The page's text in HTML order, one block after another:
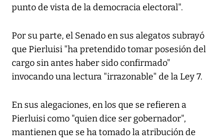
punto de vista de la democracia electoral".
Por su parte, el Senado en sus alegatos subrayó
que Pierluisi "ha pretendido tomar posesión del
cargo sin antes haber sido confirmado"
invocando una lectura "irrazonable" de la Ley 7.
En sus alegaciones, en los que se refieren a
Pierluisi como "quien dice ser gobernador",
mantienen que se ha tomado la atribución de